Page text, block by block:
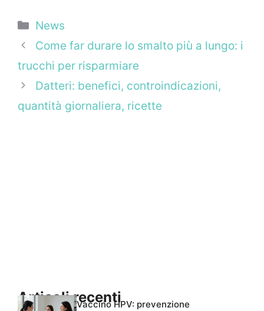
Categorie
News
Come far durare lo smalto più a lungo: i
trucchi per risparmiare
Datteri: benefici, controindicazioni,
quantità giornaliera, ricette
Articoli recentiVaccino HPV: prevenzione